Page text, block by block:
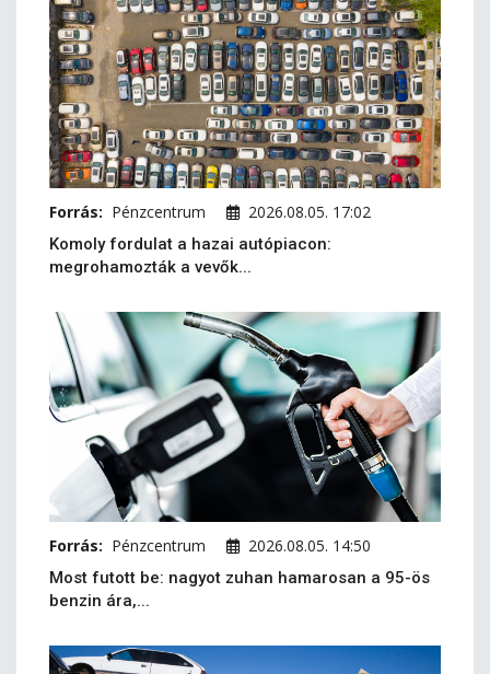
Forrás: Pénzcentrum 2026.08.05. 17:02
Komoly fordulat a hazai autópiacon:
megrohamozták a vevők...
Forrás: Pénzcentrum 2026.08.05. 14:50
Most futott be: nagyot zuhan hamarosan a 95-ös
benzin ára,...